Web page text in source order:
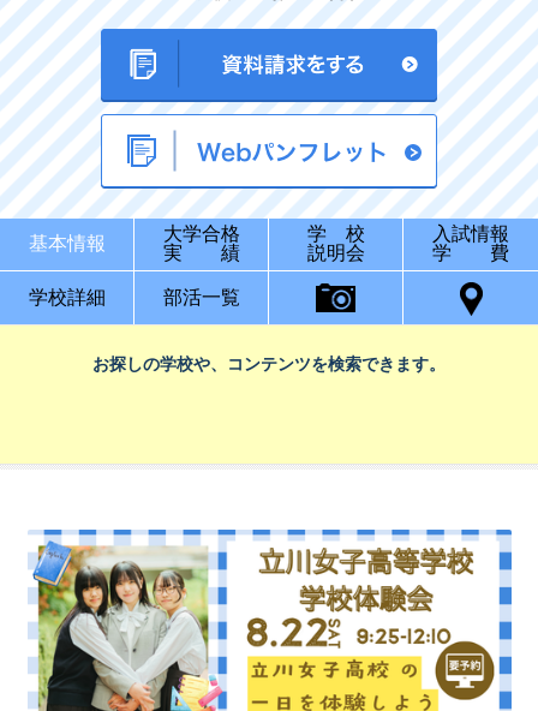
基本情報
大学合格
実 績
学 校
説明会
入試情報
学 費
学校詳細 部活一覧
お探しの学校や、コンテンツを検索できます。